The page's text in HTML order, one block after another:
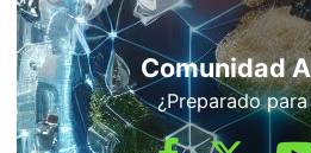
Comunidad
¿Preparado